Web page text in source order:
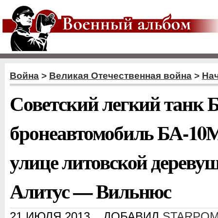
Война > Великая Отечественная война >
Советский легкий танк
бронеавтомобиль БА-
улице литовской
Алитус — Вильнюс